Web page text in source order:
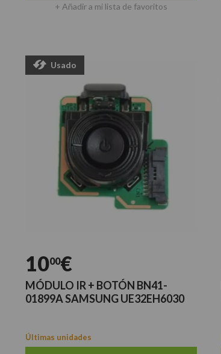
+ Añadir a mi lista de favoritos
Usado
1000€
MÓDULO IR + BOTÓN BN41-
01899A SAMSUNG UE32EH6030
Últimas unidades